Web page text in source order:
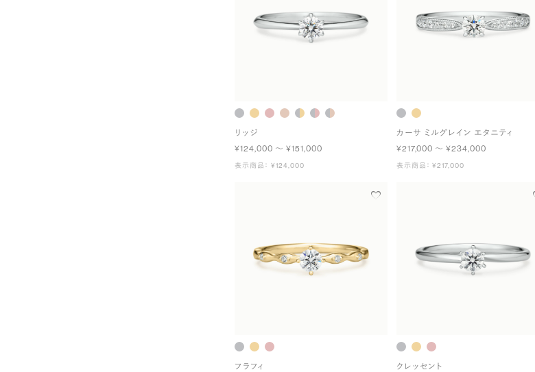
リッジ
¥124,000 〜 ¥151,000
表示商品： ¥124,000
カーサ ミルグレイン エタニティ
¥217,000 〜 ¥234,000
表示商品： ¥217,000
フラフィ クレッセント